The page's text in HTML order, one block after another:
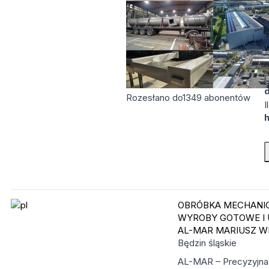
Rozesłano do1349 abonentów
OBRÓBKA
WYROBY GOTOWE I
AL-MAR MARIUSZ
Będzin śląskie
AL-MAR –